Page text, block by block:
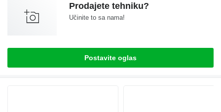
Prodajete tehniku?
Učinite to sa nama!
Postavite oglas